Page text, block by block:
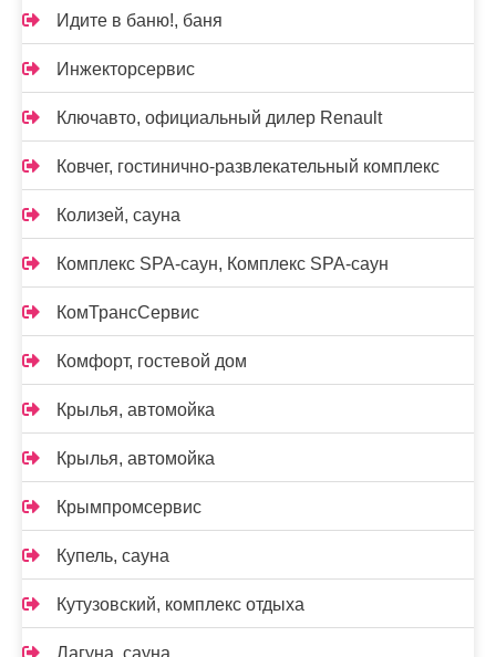
Идите в баню!, баня
Инжекторсервис
Ключавто, официальный дилер Renault
Ковчег, гостинично-развлекательный комплекс
Колизей, сауна
Комплекс SPA-саун, Комплекс SPA-саун
КомТрансСервис
Комфорт, гостевой дом
Крылья, автомойка
Крылья, автомойка
Крымпромсервис
Купель, сауна
Кутузовский, комплекс отдыха
Лагуна, сауна